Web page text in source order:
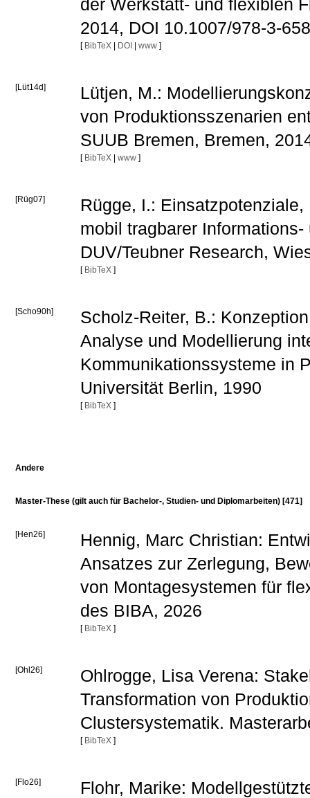
der Werkstatt- und flexiblen
2014, DOI 10.1007/978-3-
[ BibTeX| DOI www ]
[Lüt14d]
Lütjen, M.:
von Produktionsszenarien
SUUB Bremen, Bremen,
[ BibTeX| www ]
[Rüg07]
Rügge, I.:
mobil tragbarer
DUV/Teubner Research,
[ BibTeX ]
[Scho90h]
Scholz-Reiter, B.:
Analyse und Modellierung
Kommunikationssysteme in
Universität Berlin, 1990
[ BibTeX ]
Andere
Master-These (gilt auch für Bachelor-, Studien- und Diplomarbeiten) [471]
[Hen26]
Hennig, Marc Christian:
Ansatzes zur Zerlegung,
von Montagesystemen für
des BIBA, 2026
[ BibTeX ]
[Ohl26]
Ohlrogge, Lisa Verena:
Transformation von
Clustersystematik.
[ BibTeX ]
[Flo26]
Flohr, Marike: